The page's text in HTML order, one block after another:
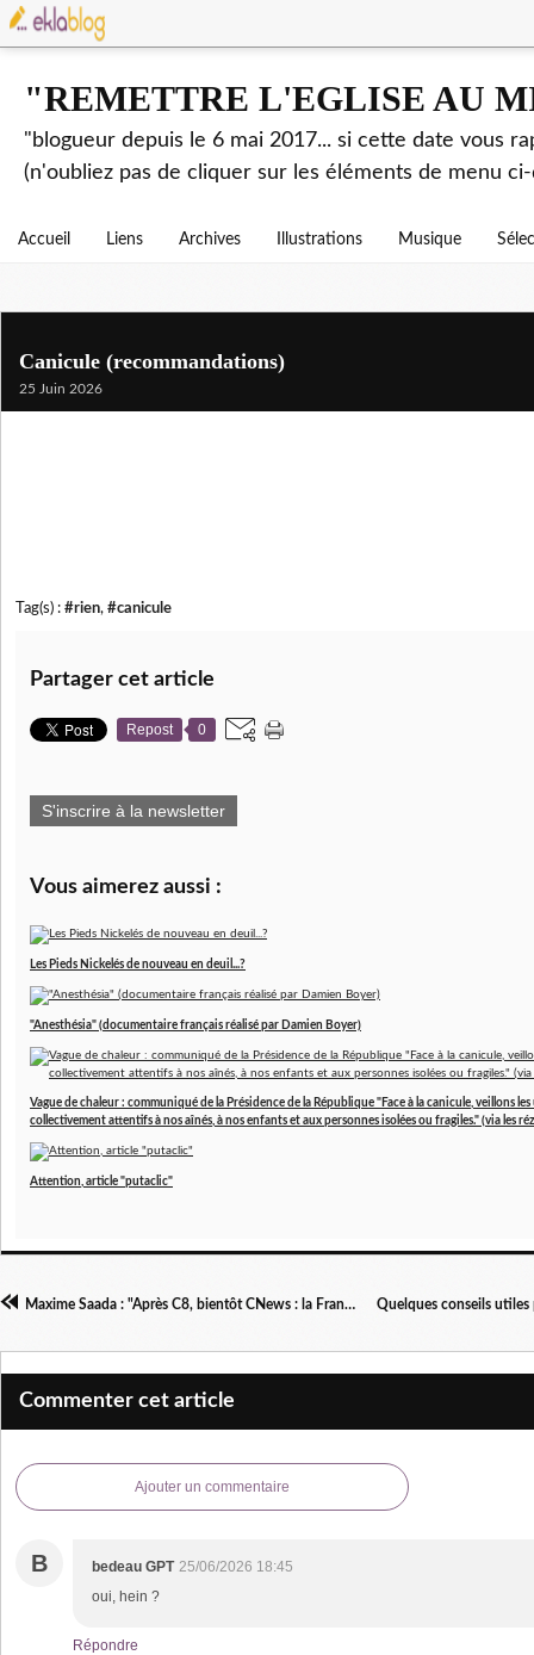
"REMETTRE L'EGLISE AU
"blogueur depuis le 6 mai 2017... si cette date vous
(n'oubliez pas de cliquer sur les éléments de menu
Accueil Liens Archives Illustrations Musique
Canicule (recommandations)
25 Juin 2026
Tag(s) : #rien, #canicule
Partager cet article
Repost 0
S'inscrire à la newsletter
Vous aimerez aussi :
Les Pieds Nickelés de nouveau en deuil...?
"Anesthésia" (documentaire français réalisé par Damien Boyer)
Vague de chaleur : communiqué de la Présidence de la République "Face à la canicule, veillons les
collectivement attentifs à nos aînés, à nos enfants et aux personnes isolées ou fragiles." (via les
Attention, article "putaclic"
Maxime Saada : "Après C8, bientôt CNews : la France, ce pays qui ferme des chaînes"
Commenter cet article
Ajouter un commentaire
B bedeau GPT 25/06/2026 18:45
oui, hein ?
Répondre